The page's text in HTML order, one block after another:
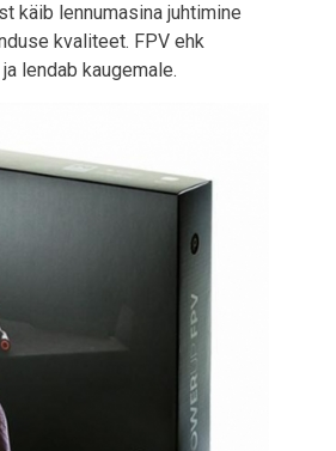
käib lennumasina juhtimine
kvaliteet. FPV ehk
lendab kaugemale.